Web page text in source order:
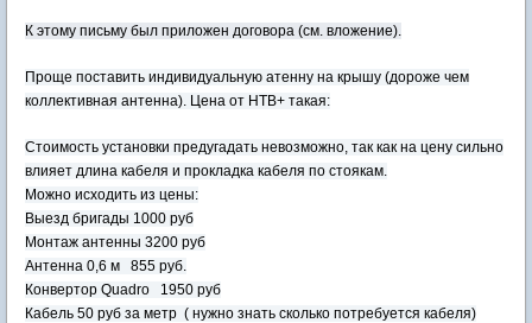
К этому письму был приложен договора (см. вложение).
Проще поставить индивидуальную атенну на крышу (дороже чем
коллективная антенна). Цена от НТВ+ такая:
Стоимость установки предугадать невозможно, так как на цену сильно
влияет длина кабеля и прокладка кабеля по стоякам.
Можно исходить из цены:
Выезд бригады 1000 руб
Монтаж антенны 3200 руб
Антенна 0,6 м 855 руб.
Конвертор Quadro 1950 руб
Кабель 50 руб за метр ( нужно знать сколько потребуется кабеля)